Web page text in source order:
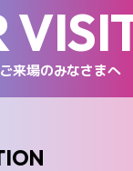
ご来場のみなさまへ